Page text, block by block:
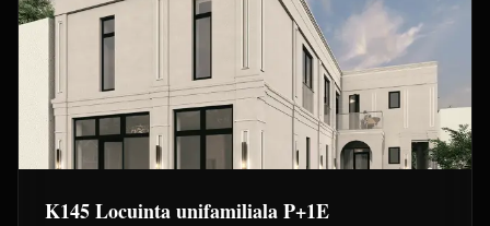
K145 Locuinta unifamiliala P+1E